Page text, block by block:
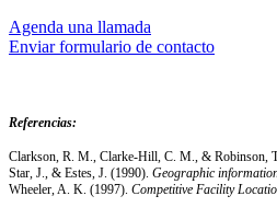
Agenda una llamada
Enviar formulario de contacto
Referencias:
Clarkson, R. M., Clarke-Hill, C. M., & Robinson,
Star, J., & Estes, J. (1990). Geographic
Wheeler, A. K. (1997). Competitive Facility